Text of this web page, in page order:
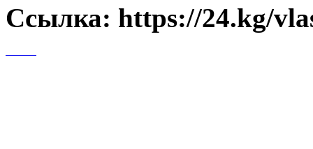
Ссылка: https://24.kg/